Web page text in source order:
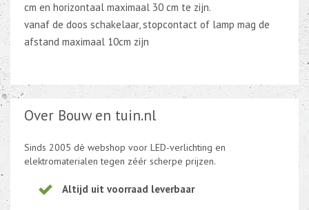
cm en horizontaal maximaal 30 cm te zijn.
vanaf de doos schakelaar, stopcontact of lamp mag de
afstand maximaal 10cm zijn
Over Bouw en tuin.nl
Sinds 2005 dè webshop voor LED-verlichting en
elektromaterialen tegen zéér scherpe prijzen.
Altijd uit voorraad leverbaar